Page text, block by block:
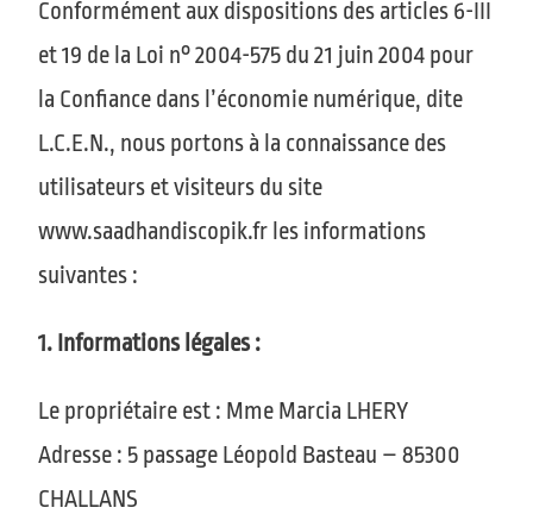
Conformément aux dispositions des articles 6-III
et 19 de la Loi n° 2004-575 du 21 juin 2004 pour
la Confiance dans l’économie numérique, dite
L.C.E.N., nous portons à la connaissance des
utilisateurs et visiteurs du site
www.saadhandiscopik.fr les informations
suivantes :
1. Informations légales :
Le propriétaire est : Mme Marcia LHERY
Adresse : 5 passage Léopold Basteau – 85300
CHALLANS